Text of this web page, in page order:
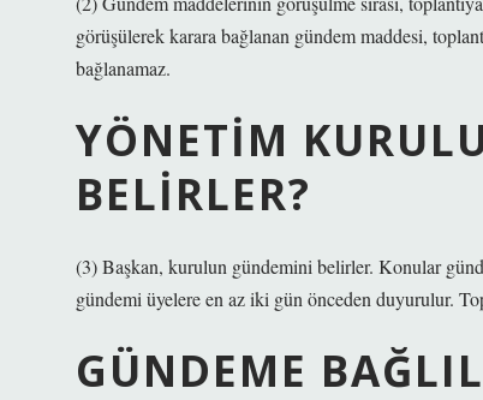
görüşülerek karara bağlanan gündem maddesi,
bağlanamaz.
YÖNETIM
BELIRLER?
(3) Başkan, kurulun gündemini belirler. Konular
gündemi üyelere en az iki gün önceden duyurulur.
GÜNDEME